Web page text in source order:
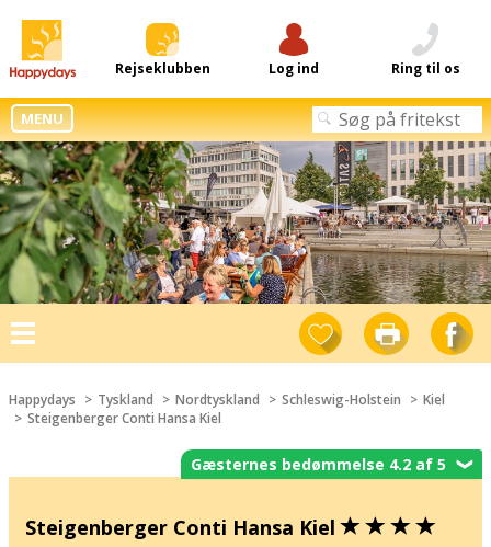
Rejseklubben Log ind Ring til os
MENU
Toggle
navigation
Happydays Tyskland Nordtyskland Schleswig-Holstein
Kiel
Steigenberger Conti Hansa Kiel
Gæsternes bedømmelse 4.2 af 5❯
Steigenberger Conti Hansa Kiel